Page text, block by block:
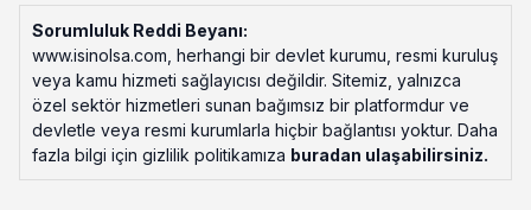
Sorumluluk Reddi Beyanı:
www.isinolsa.com, herhangi bir devlet kurumu, resmi kuruluş
veya kamu hizmeti sağlayıcısı değildir. Sitemiz, yalnızca
özel sektör hizmetleri sunan bağımsız bir platformdur ve
devletle veya resmi kurumlarla hiçbir bağlantısı yoktur. Daha
fazla bilgi için gizlilik politikamıza buradan ulaşabilirsiniz.